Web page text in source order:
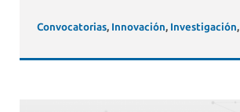
Convocatorias, Innovación, Investigación,